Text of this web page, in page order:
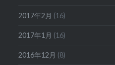
2017年2月 (16)
2017年1月 (16)
2016年12月 (8)